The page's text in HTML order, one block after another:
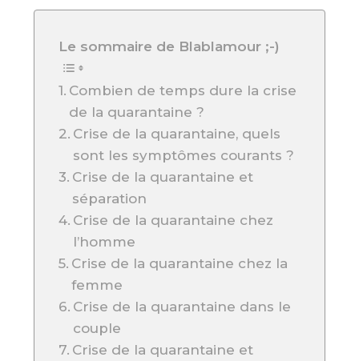
Le sommaire de Blablamour ;-)
Combien de temps dure la crise
de la quarantaine ?
Crise de la quarantaine, quels
sont les symptômes courants ?
Crise de la quarantaine et
séparation
Crise de la quarantaine chez
l’homme
Crise de la quarantaine chez la
femme
Crise de la quarantaine dans le
couple
Crise de la quarantaine et